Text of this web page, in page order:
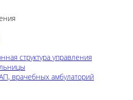
структура управления
врачебных амбулаторий